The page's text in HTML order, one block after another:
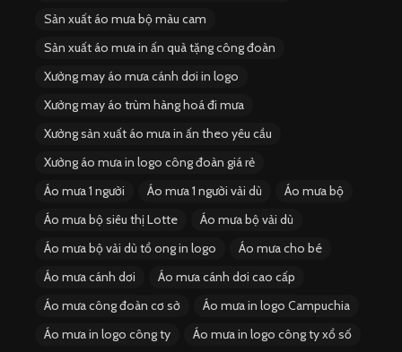
Sản xuất áo mưa bộ màu cam
Sản xuất áo mưa in ấn quà tặng công đoàn
Xưởng may áo mưa cánh dơi in logo
Xưởng may áo trùm hàng hoá đi mưa
Xưởng sản xuất áo mưa in ấn theo yêu cầu
Xưởng áo mưa in logo công đoàn giá rẻ
Áo mưa 1 người
Áo mưa 1 người vải dù
Áo mưa bộ
Áo mưa bộ siêu thị Lotte
Áo mưa bộ vải dù
Áo mưa bộ vải dù tổ ong in logo
Áo mưa cho bé
Áo mưa cánh dơi
Áo mưa cánh dơi cao cấp
Áo mưa công đoàn cơ sở
Áo mưa in logo Campuchia
Áo mưa in logo công ty
Áo mưa in logo công ty xổ số